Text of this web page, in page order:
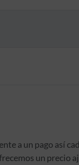
a un pago así
un precio